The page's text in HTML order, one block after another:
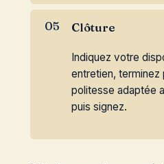
Clôture
Indiquez votre
entretien, terminez
politesse adaptée
puis signez.